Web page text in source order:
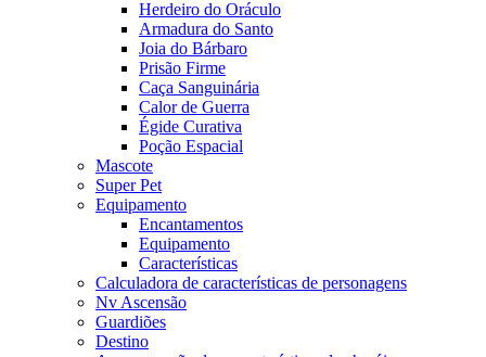
Herdeiro do Oráculo
Armadura do Santo
Joia do Bárbaro
Prisão Firme
Caça Sanguinária
Calor de Guerra
Égide Curativa
Poção Espacial
Mascote
Super Pet
Equipamento
Encantamentos
Equipamento
Características
Calculadora de características de personagens
Nv Ascensão
Guardiões
Destino